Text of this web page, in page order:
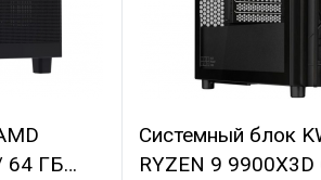
64 ГБ
Системный блок
RYZEN 9